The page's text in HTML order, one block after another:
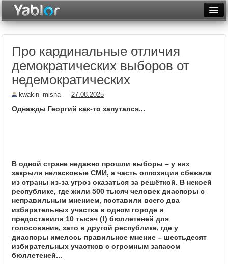
Неделя
Месяц
Рейтинги
Архив
Про кардинальные отличия
демократических выборов от
недемократических
kwakin_misha— 27.08.2025
Однажды Георгий как-то запутался...
В одной стране недавно прошли выборы – у них
закрыли неласковые СМИ, а часть оппозиции сбежала
из страны из-за угроз оказаться за решёткой. В некоей
республике, где жили 500 тысяч человек диаспоры с
неправильным мнением, поставили всего два
избирательных участка в одном городе и
предоставили 10 тысяч (!) бюллетеней для
голосования, зато в другой республике, где у
диаспоры имелось правильное мнение – шестьдесят
избирательных участков с огромным запасом
бюллетеней...